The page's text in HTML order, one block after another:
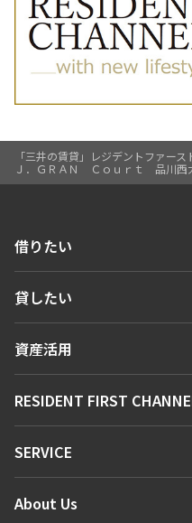
「三井の賃貸」レジデントファース
Ｊ．ＧＲＡＮ Ｃｏｕｒｔ 品川西
借りたい
人気エリアから探す
新着情報から探す
新着募集情報
貸したい
お問い合わせ
資産活用
お問い合わせ
RESIDENT FIRST
マンションレポート
住まいのコラム
SERVICE
会員ページ
About Us